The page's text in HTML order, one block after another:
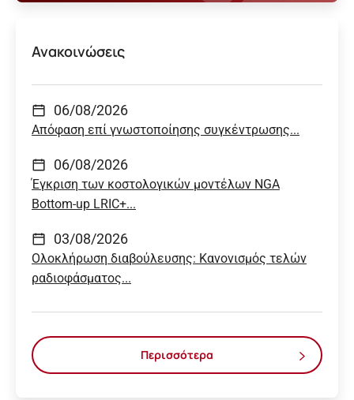
Ανακοινώσεις
06/08/2026
Απόφαση επί γνωστοποίησης συγκέντρωσης...
06/08/2026
Έγκριση των κοστολογικών μοντέλων NGA
Bottom-up LRIC+...
03/08/2026
Ολοκλήρωση διαβούλευσης: Κανονισμός τελών
ραδιοφάσματος...
Περισσότερα